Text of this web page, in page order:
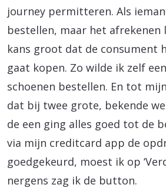
journey permitteren. Als
bestellen, maar het afrekenen
kans groot dat de consument
gaat kopen. Zo wilde ik zelf
schoenen bestellen. En tot
dat bij twee grote, bekende
de een ging alles goed tot de
via mijn creditcard app de
goedgekeurd, moest ik op
nergens zag ik de button.